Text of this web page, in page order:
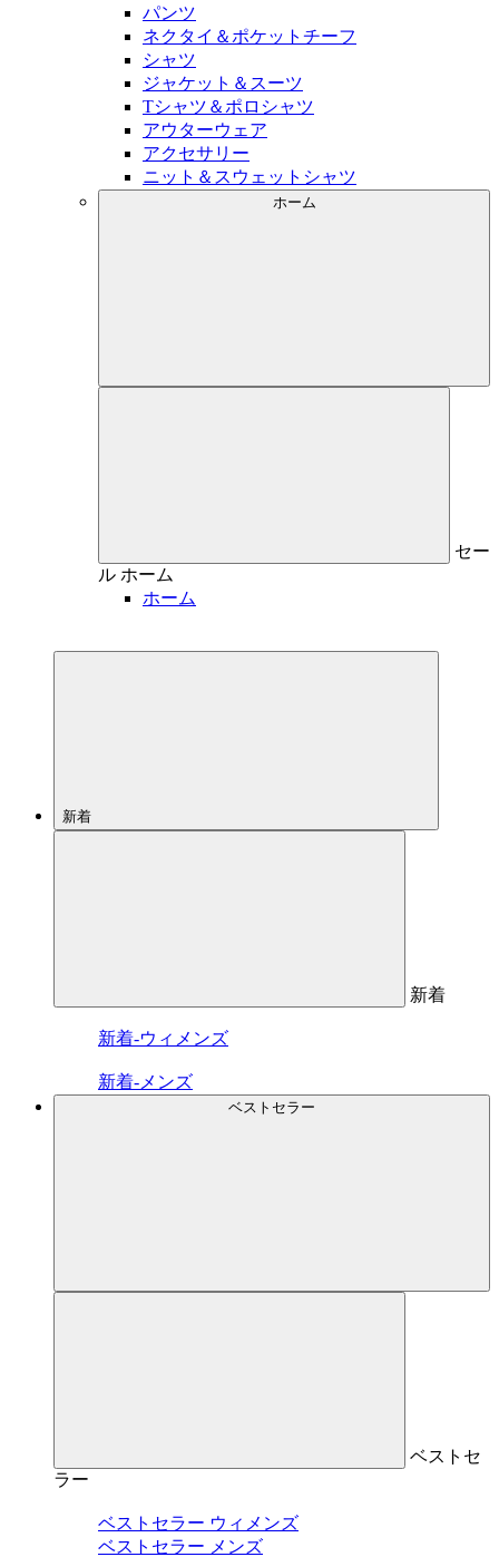
パンツ
ネクタイ＆ポケットチーフ
シャツ
ジャケット＆スーツ
Tシャツ＆ポロシャツ
アウターウェア
アクセサリー
ニット＆スウェットシャツ
ホーム
セー
ル ホーム
ホーム
新着
新着
新着-ウィメンズ
新着-メンズ
ベストセラー
ベストセ
ラー
ベストセラー ウィメンズ
ベストセラー メンズ